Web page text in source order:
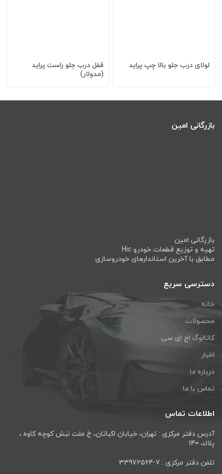
لولای درب جلو بالا چپ پراید
قفل درب جلو راست پرايد
(مدولار)
بازرگانی امین
بازرگانی امین
تهیه و توزیع قطعات خودرو Hic
مطابق با آخرین استاندارهای خودروسازی
دسترسی سریع
خانه
محصولات
کاتالوگ اچ ای سی
اخبار
درباره ما
تماس با ما
اطلاعات تماس
آدرس دفتر مرکزی : تهران، خيابان اكباتان، خ ملت نبش كوچه كاوه ،
پلاك 140
تلفن دفتر مرکزی : 7-33972564